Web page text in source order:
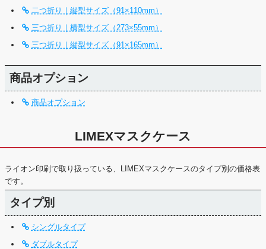
二つ折り｜縦型サイズ（91×110mm）
三つ折り｜横型サイズ（273×55mm）
三つ折り｜縦型サイズ（91×165mm）
商品オプション
商品オプション
LIMEXマスクケース
ライオン印刷で取り扱っている、LIMEXマスクケースのタイプ別の価格表
です。
タイプ別
シングルタイプ
ダブルタイプ